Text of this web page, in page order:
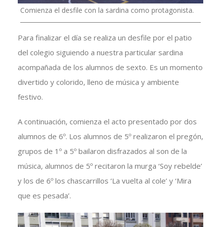
Comienza el desfile con la sardina como protagonista.
Para finalizar el día se realiza un desfile por el patio
del colegio siguiendo a nuestra particular sardina
acompañada de los alumnos de sexto. Es un momento
divertido y colorido, lleno de música y ambiente
festivo.
A continuación, comienza el acto presentado por dos
alumnos de 6º. Los alumnos de 5º realizaron el pregón,
grupos de 1º a 5º bailaron disfrazados al son de la
música, alumnos de 5º recitaron la murga ‘Soy rebelde’
y los de 6º los chascarrillos ‘La vuelta al cole’ y ‘Mira
que es pesada’.